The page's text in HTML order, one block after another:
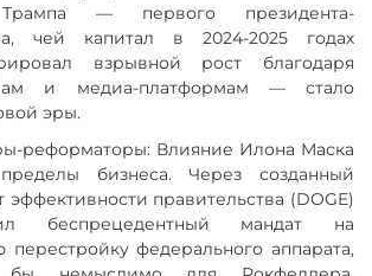
— первого президента-
чей капитал в 2024-2025 годах
взрывной рост благодаря
и медиа-платформам — стало
эры.
реформаторы: Влияние Илона Маска
бизнеса. Через созданный
эффективности правительства (DOGE)
беспрецедентный мандат на
перестройку федерального аппарата,